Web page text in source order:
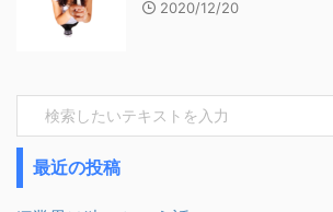
2020/12/20
最近の投稿